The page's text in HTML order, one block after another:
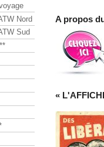
A propos
«
Nord
Sud